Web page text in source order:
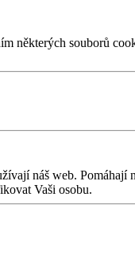
některých souborů
náš web. Pomáhají
Vaši osobu.